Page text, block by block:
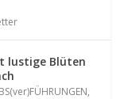
lustige Blüten
,